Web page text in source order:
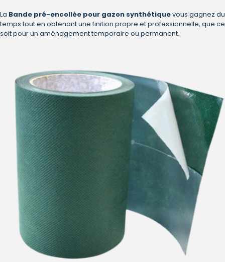
La Bande pré-encollée pour gazon synthétiquevous gagnez du
temps tout en obtenant une finition propre et professionnelle, que ce
soit pour un aménagement temporaire ou permanent.